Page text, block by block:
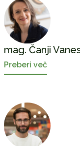
mag. Čanji
Preberi več